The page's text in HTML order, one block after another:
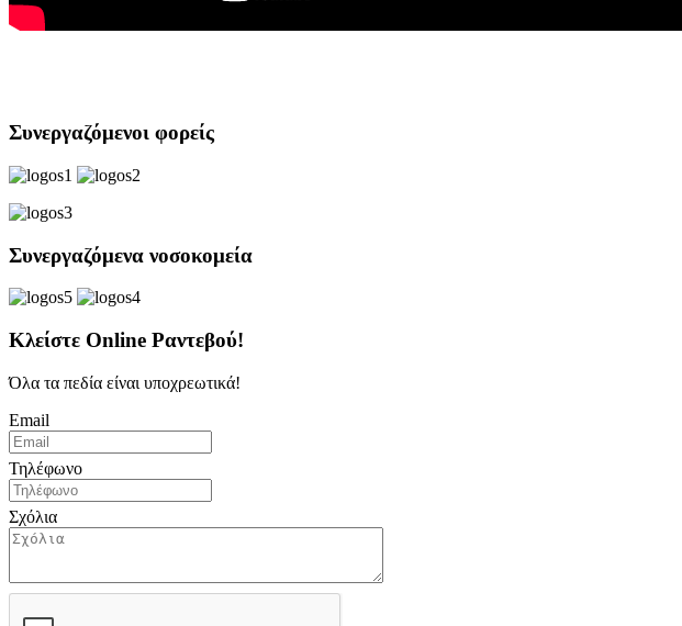
Συνεργαζόμενοι φορείς
Συνεργαζόμενα νοσοκομεία
Κλείστε Online Ραντεβού!
Όλα τα πεδία είναι υποχρεωτικά!
Email
Τηλέφωνο
Σχόλια